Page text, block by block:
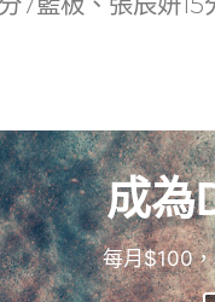
成為
每月$100